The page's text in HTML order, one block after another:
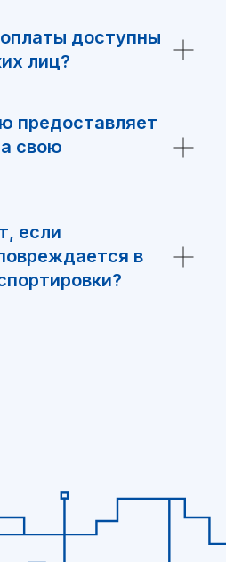
доступны
лиц?
предоставляет
свою
если
в
РФ.
данных